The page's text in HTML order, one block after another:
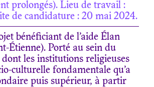
prolongés). Lieu de travail :
de candidature : 20 mai 2024.
bénéficiant de l’aide Élan
Étienne). Porté au sein du
les institutions religieuses
culturelle fondamentale qu’a
puis supérieur, à partir